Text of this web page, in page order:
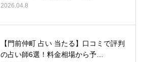
2026.04.8
【門前仲町 占い 当たる】口コミで評判
の占い師6選！料金相場から予…